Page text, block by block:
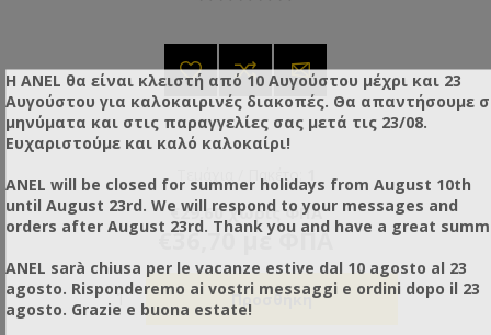
Τεμάχια / Πακέτο:
€29,60 χωρίς ΦΠΑ
€36,70 με ΦΠΑ
Η ANEL θα είναι κλειστή από 10 Αυγούστου μέχρι και 23
Αυγούστου για καλοκαιρινές διακοπές. Θα απαντήσουμε
μηνύματα και στις παραγγελίες σας μετά τις 23/08.
Ευχαριστούμε και καλό καλοκαίρι!
ANEL will be closed for summer holidays from August 10th
until August 23rd. We will respond to your messages and
orders after August 23rd. Thank you and have a great
ANEL sarà chiusa per le vacanze estive dal 10 agosto al 23
agosto. Risponderemo ai vostri messaggi e ordini dopo il 23
agosto. Grazie e buona estate!